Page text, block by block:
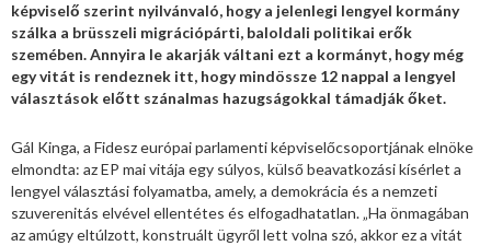
képviselő szerint nyilvánvaló, hogy a jelenlegi lengyel kormány
szálka a brüsszeli migrációpárti, baloldali politikai erők
szemében. Annyira le akarják váltani ezt a kormányt, hogy még
egy vitát is rendeznek itt, hogy mindössze 12 nappal a lengyel
választások előtt szánalmas hazugságokkal támadják őket.
Gál Kinga, a Fidesz európai parlamenti képviselőcsoportjának elnöke
elmondta: az EP mai vitája egy súlyos, külső beavatkozási kísérlet a
lengyel választási folyamatba, amely, a demokrácia és a nemzeti
szuverenitás elvével ellentétes és elfogadhatatlan. „Ha önmagában
az amúgy eltúlzott, konstruált ügyről lett volna szó, akkor ez a vitát